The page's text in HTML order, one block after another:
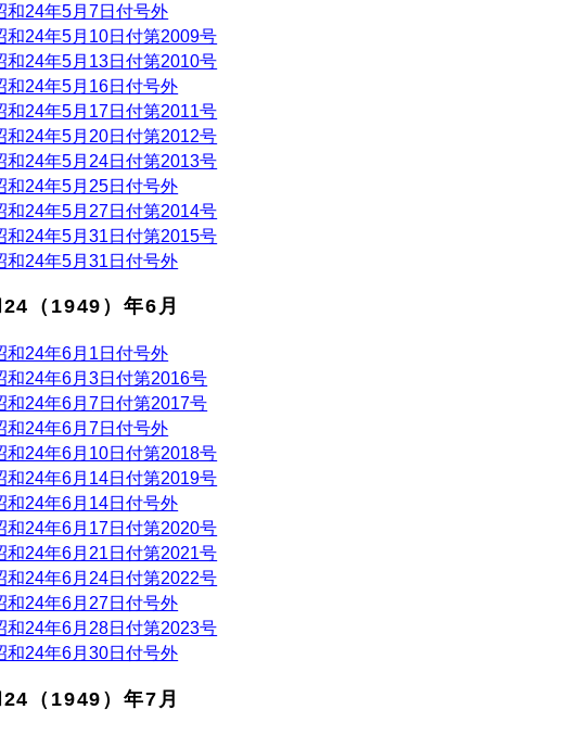
和24年5月7日付号外
和24年5月10日付第2009号
和24年5月13日付第2010号
和24年5月16日付号外
和24年5月17日付第2011号
和24年5月20日付第2012号
和24年5月24日付第2013号
和24年5月25日付号外
和24年5月27日付第2014号
和24年5月31日付第2015号
和24年5月31日付号外
（1949）年6月
和24年6月1日付号外
和24年6月3日付第2016号
和24年6月7日付第2017号
和24年6月7日付号外
和24年6月10日付第2018号
和24年6月14日付第2019号
和24年6月14日付号外
和24年6月17日付第2020号
和24年6月21日付第2021号
和24年6月24日付第2022号
和24年6月27日付号外
和24年6月28日付第2023号
和24年6月30日付号外
（1949）年7月